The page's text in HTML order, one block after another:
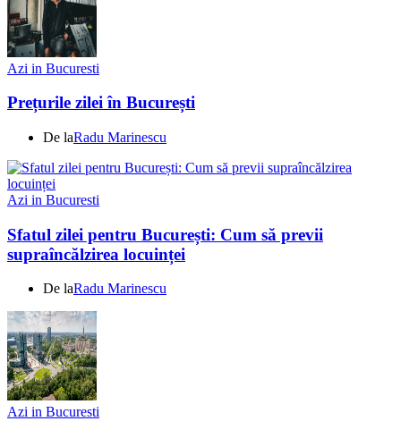
Azi in Bucuresti
Prețurile zilei în București
De laRadu Marinescu
Azi in Bucuresti
Sfatul zilei pentru București: Cum să previi
supraîncălzirea locuinței
De laRadu Marinescu
Azi in Bucuresti